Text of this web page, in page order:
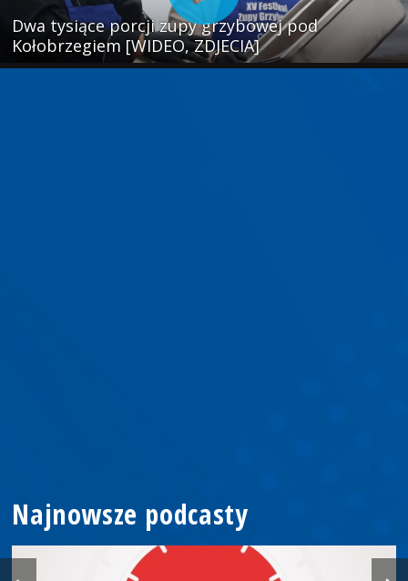
Dwa tysiące porcji zupy grzybowej pod
Kołobrzegiem [WIDEO, ZDJECIA]
Najnowsze podcasty